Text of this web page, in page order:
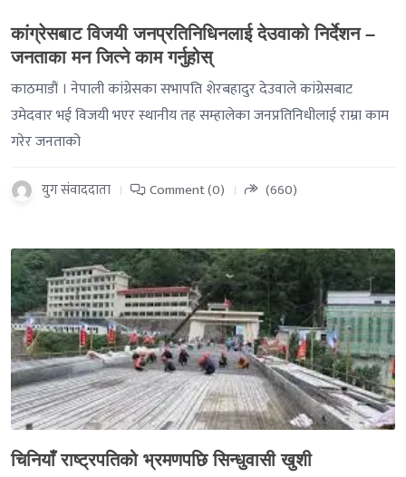
कांग्रेसबाट विजयी जनप्रतिनिधिनलाई देउवाको निर्देशन –
जनताका मन जित्ने काम गर्नुहोस्
काठमाडौं । नेपाली कांग्रेसका सभापति शेरबहादुर देउवाले कांग्रेसबाट
उमेदवार भई विजयी भएर स्थानीय तह सम्हालेका जनप्रतिनिधीलाई राम्रा काम
गरेर जनताको
युग संवाददाता Comment (0) (660)
-->
चिनियाँ राष्ट्रपतिको भ्रमणपछि सिन्धुवासी खुशी